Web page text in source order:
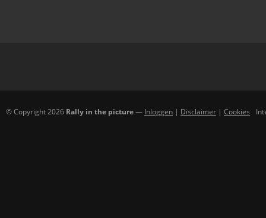
© Copyright 2026 Rally in the picture— Inloggen | Disclaimer | Cookies